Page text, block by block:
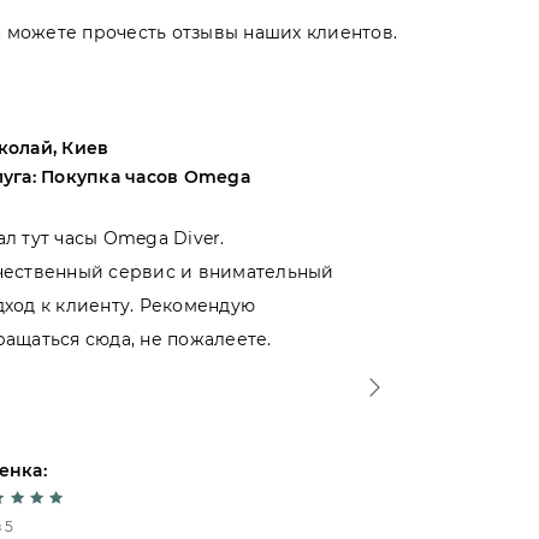
можете прочесть отзывы наших клиентов.
Киев
Покупка часов Omega
тут часы Omega Diver.
сервис и внимательный
к клиенту. Рекомендую
сюда, не пожалеете.
5